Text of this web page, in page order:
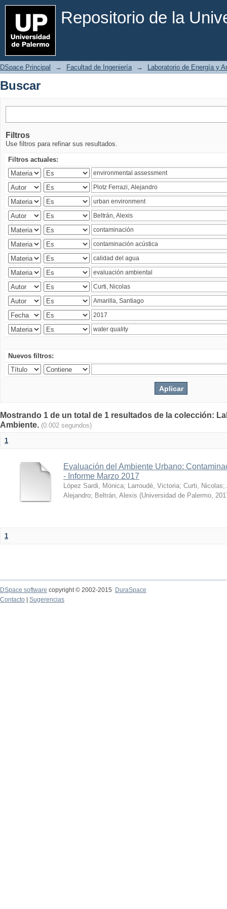
Repositorio de la
Buscar
DSpace Principal → Facultad de Ingeniería → Laboratorio de Energía y
Buscar
Filtros
Use filtros para refinar sus resultados.
Filtros actuales:
Nuevos filtros:
Mostrando 1 de un total de 1 resultados de la colección:
Ambiente. (0.002 segundos)
1
Evaluación del Ambiente Urbano:
- Informe Marzo 2017
López Sardi, Mónica; Larroudé, Victoria; Curti, Nicolas;
Alejandro; Beltrán, Alexis (Universidad de Palermo,
1
DSpace software copyright © 2002-2015
DuraSpace
Contacto
Sugerencias